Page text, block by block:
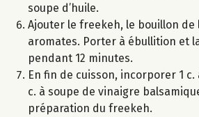
soupe d’huile.
Ajouter le freekeh, le bouillon de
aromates. Porter à ébullition et
pendant 12 minutes.
En fin de cuisson, incorporer 1 c.
c. à soupe de vinaigre
préparation du freekeh.